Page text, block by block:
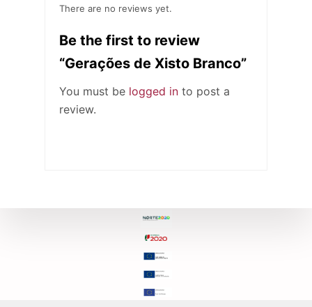
There are no reviews yet.
Be the first to review
“Gerações de Xisto Branco”
You must be logged in to post a
review.